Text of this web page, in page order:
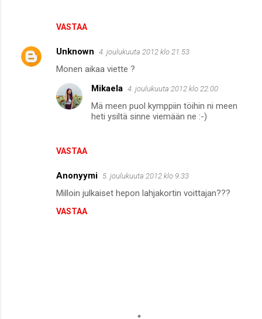
VASTAA
Unknown 4. joulukuuta 2012 klo 21.53
Monen aikaa viette ?
VASTAA
Mikaela 4. joulukuuta 2012 klo 22.00
Mä meen puol kymppiin töihin ni meen
heti ysiltä sinne viemään ne :-)
Anonyymi 5. joulukuuta 2012 klo 9.33
Milloin julkaiset hepon lahjakortin voittajan???
VASTAA